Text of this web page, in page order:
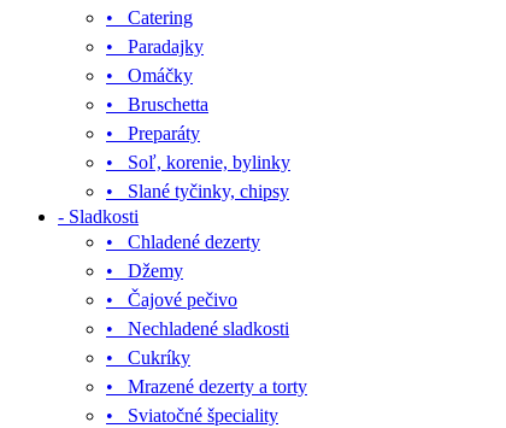
• Catering
• Paradajky
• Omáčky
• Bruschetta
• Preparáty
• Soľ, korenie, bylinky
• Slané tyčinky, chipsy
- Sladkosti
• Chladené dezerty
• Džemy
• Čajové pečivo
• Nechladené sladkosti
• Cukríky
• Mrazené dezerty a torty
• Sviatočné špeciality